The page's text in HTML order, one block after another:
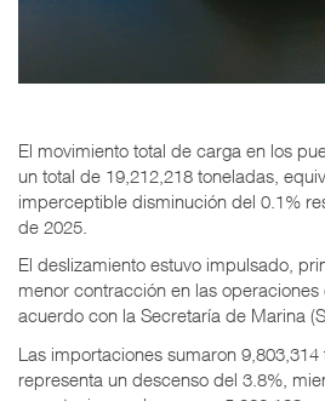
El movimiento total de carga en los
un total de 19,212,218 toneladas,
imperceptible disminución del 0.1%
de 2025.
El deslizamiento estuvo impulsado,
menor contracción en las
acuerdo con la Secretaría de Marina
Las importaciones sumaron
representa un descenso del 3.8%,